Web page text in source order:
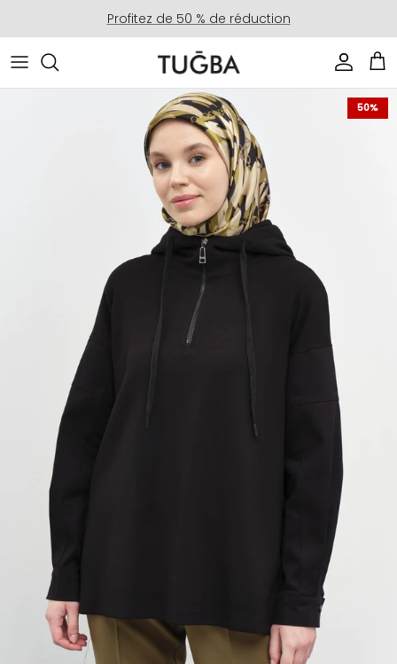
Profitez de 50 % de réduction
Compte
Passer aux informations produits
50%